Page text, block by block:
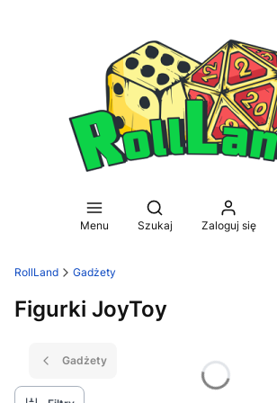
Menu
Otwórz wyszukiwarkę
Szukaj Zaloguj się
RollLand Gadżety
Figurki JoyToy
Gadżety